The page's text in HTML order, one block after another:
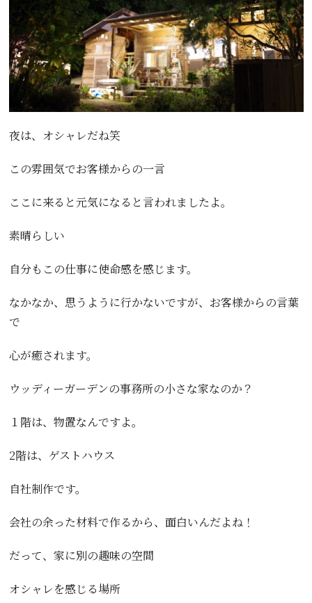
夜は、オシャレだね笑
この雰囲気でお客様からの一言
ここに来ると元気になると言われましたよ。
素晴らしい
自分もこの仕事に使命感を感じます。
なかなか、思うように行かないですが、お客様からの言葉
で
心が癒されます。
ウッディーガーデンの事務所の小さな家なのか？
１階は、物置なんですよ。
2階は、ゲストハウス
自社制作です。
会社の余った材料で作るから、面白いんだよね！
だって、家に別の趣味の空間
オシャレを感じる場所